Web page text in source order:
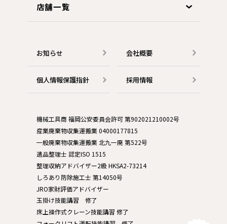
店舗一覧
お知らせ 会社概要
個人情報保護指針 採用情報
機械工具商 福岡公安委員会許可 第902021210002号
産業廃棄物収集運搬業 04000177815
一般廃棄物収集運搬業 北九一廃 第522号
遺品整理士 認定ISO 1515
整理収納アドバイザー2級 HKSA2-73214
しろあり防除施工士 第14050号
JRO家財評価アドバイザー
玉掛け技能講習 修了
床上操作式クレーン技能講習 修了